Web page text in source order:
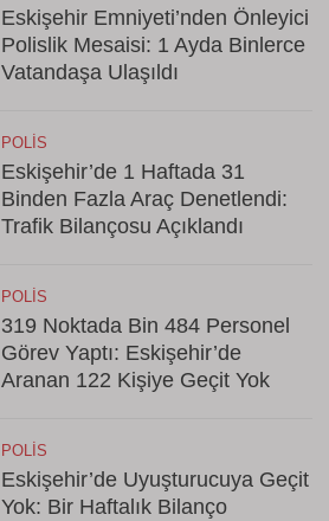
Eskişehir Emniyeti’nden Önleyici
Polislik Mesaisi: 1 Ayda Binlerce
Vatandaşa Ulaşıldı
POLIS
Eskişehir’de 1 Haftada 31
Binden Fazla Araç Denetlendi:
Trafik Bilançosu Açıklandı
POLIS
319 Noktada Bin 484 Personel
Görev Yaptı: Eskişehir’de
Aranan 122 Kişiye Geçit Yok
POLIS
Eskişehir’de Uyuşturucuya Geçit
Yok: Bir Haftalık Bilanço